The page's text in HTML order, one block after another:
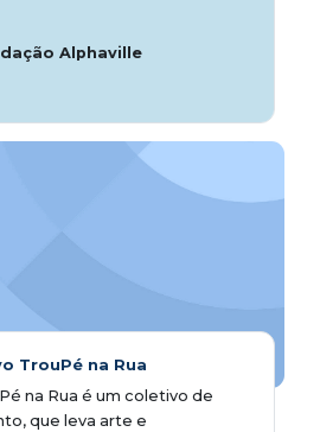
Alphaville
TrouPé na Rua
na Rua é um coletivo de
que leva arte e